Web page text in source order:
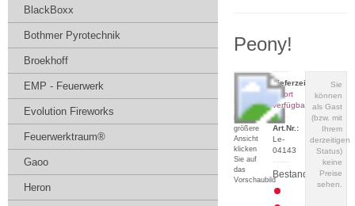
Peony!
Für eine
größere
Ansicht
klicken
Sie auf
das
Vorschaubild
Sie
können
als Gast
(bzw. mit
Ihrem
derzeitigen
Status)
keine
Preise
sehen.
Lieferzeit:
sofort
verfügbar
Art.Nr.:
Le-
04143
Bestand:
BlackBoxx
Bothmer Pyrotechnik
Broekhoff
EMP - Feuerwerk
Evolution Fireworks
Feuerwerktraum®
Gaoo
Heron